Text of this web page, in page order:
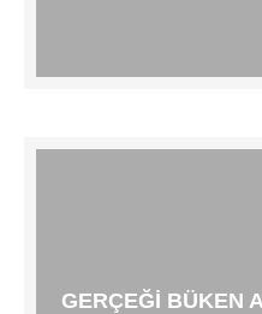
GERÇEĞI BÜKEN